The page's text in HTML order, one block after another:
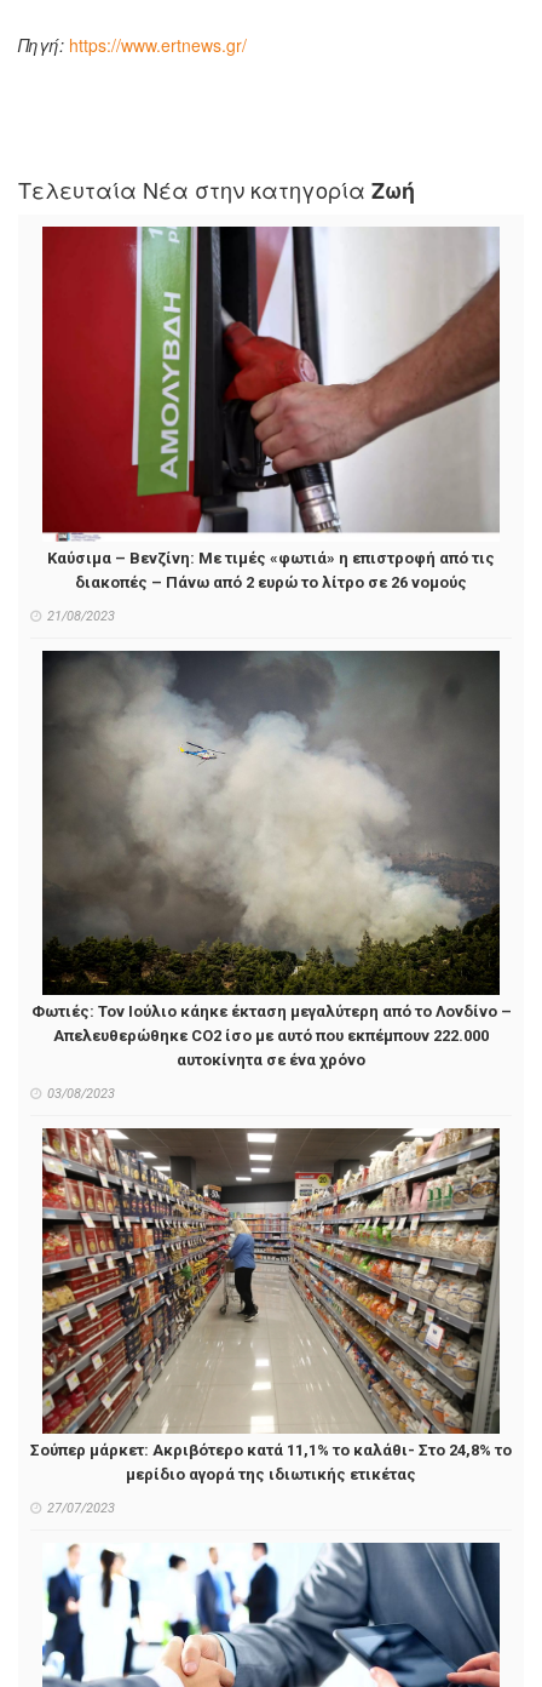
Πηγή: https://www.ertnews.gr/
Τελευταία Νέα στην κατηγορία Ζωή
Καύσιμα – Βενζίνη: Με τιμές «φωτιά» η επιστροφή από τις
διακοπές – Πάνω από 2 ευρώ το λίτρο σε 26 νομούς
21/08/2023
Φωτιές: Τον Ιούλιο κάηκε έκταση μεγαλύτερη από το Λονδίνο –
Απελευθερώθηκε CO2 ίσο με αυτό που εκπέμπουν 222.000
αυτοκίνητα σε ένα χρόνο
03/08/2023
Σούπερ μάρκετ: Ακριβότερο κατά 11,1% το καλάθι- Στο 24,8% το
μερίδιο αγορά της ιδιωτικής ετικέτας
27/07/2023